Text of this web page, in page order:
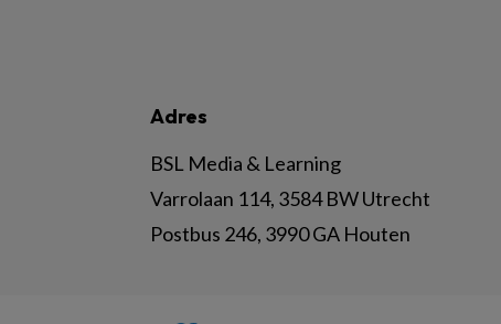
Adres
BSL Media & Learning
Varrolaan 114, 3584 BW Utrecht
Postbus 246, 3990 GA Houten